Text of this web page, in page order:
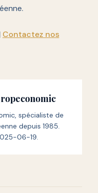
Contactez nos
spécialiste de
depuis 1985.
06-19.